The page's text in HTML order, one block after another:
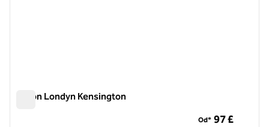
Hilton Londyn Kensington
Od* 97 £